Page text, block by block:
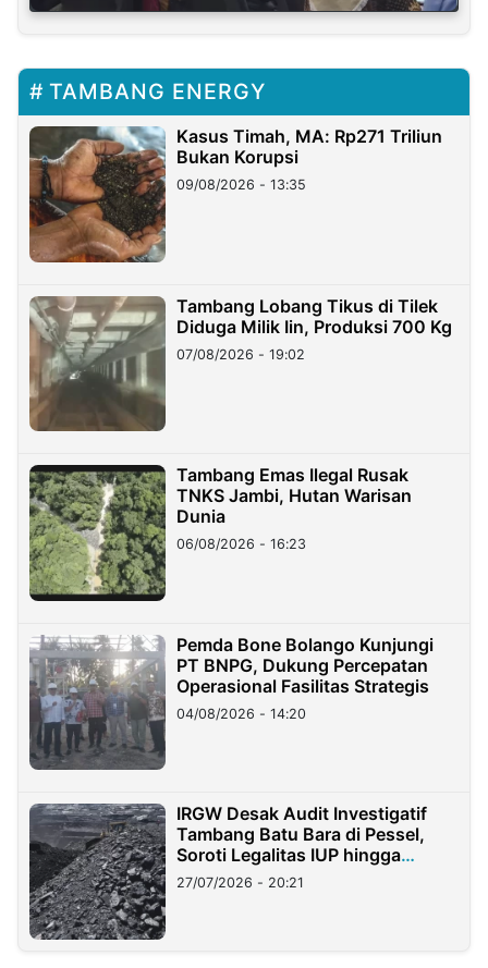
TAMBANG ENERGY
Kasus Timah, MA: Rp271 Triliun
Bukan Korupsi
09/08/2026 - 13:35
Tambang Lobang Tikus di Tilek
Diduga Milik Iin, Produksi 700 Kg
07/08/2026 - 19:02
Tambang Emas Ilegal Rusak
TNKS Jambi, Hutan Warisan
Dunia
06/08/2026 - 16:23
Pemda Bone Bolango Kunjungi
PT BNPG, Dukung Percepatan
Operasional Fasilitas Strategis
04/08/2026 - 14:20
IRGW Desak Audit Investigatif
Tambang Batu Bara di Pessel,
Soroti Legalitas IUP hingga
Stockpile
27/07/2026 - 20:21